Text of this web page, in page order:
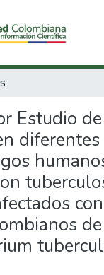
Estudio
de